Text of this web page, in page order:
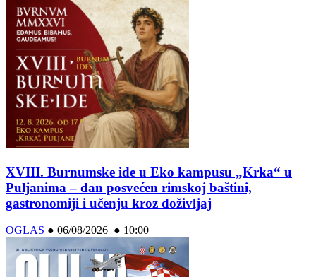
XVIII. Burnumske ide u Eko kampusu „Krka“ u
Puljanima – dan posvećen rimskoj baštini,
gastronomiji i učenju kroz doživljaj
OGLAS ● 06/08/2026 ● 10:00